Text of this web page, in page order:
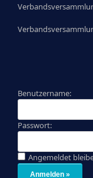
Benutzername:
Passwort:
Angemeldet